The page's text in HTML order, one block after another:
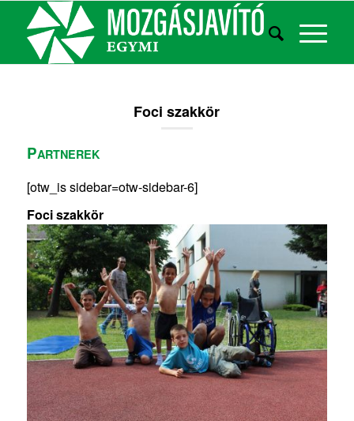
Foci szakkör
PARTNEREK
[otw_is sidebar=otw-sidebar-6]
Foci szakkör